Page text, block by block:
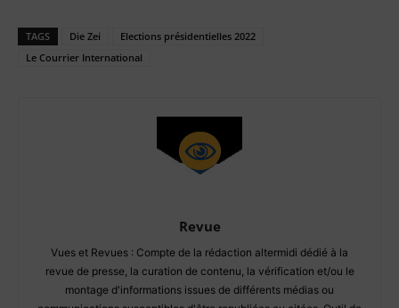
TAGS Die Zei
Elections présidentielles 2022
Le Courrier International
Revue
Vues et Revues : Compte de la rédaction altermidi dédié à la
revue de presse, la curation de contenu, la vérification et/ou le
montage d'informations issues de différents médias ou